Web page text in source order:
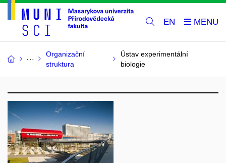
EN
Organizační
struktura
Ústav experimentální
biologie